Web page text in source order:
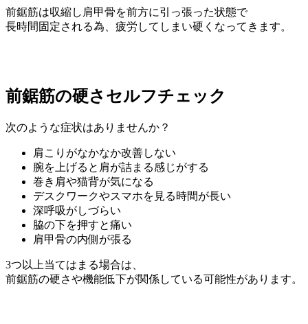
前鋸筋は収縮し肩甲骨を前方に引っ張った状態で
長時間固定される為、疲労してしまい硬くなってきます。
前鋸筋の硬さセルフチェック
次のような症状はありませんか？
肩こりがなかなか改善しない
腕を上げると肩が詰まる感じがする
巻き肩や猫背が気になる
デスクワークやスマホを見る時間が長い
深呼吸がしづらい
脇の下を押すと痛い
肩甲骨の内側が張る
3つ以上当てはまる場合は、
前鋸筋の硬さや機能低下が関係している可能性があります。